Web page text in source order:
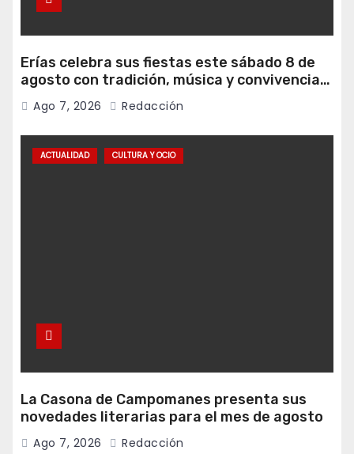
Erías celebra sus fiestas este sábado 8 de
agosto con tradición, música y convivencia
vecinal
Ago 7, 2026 Redacción
ACTUALIDAD CULTURA Y OCIO
La Casona de Campomanes presenta sus
novedades literarias para el mes de agosto
Ago 7, 2026 Redacción